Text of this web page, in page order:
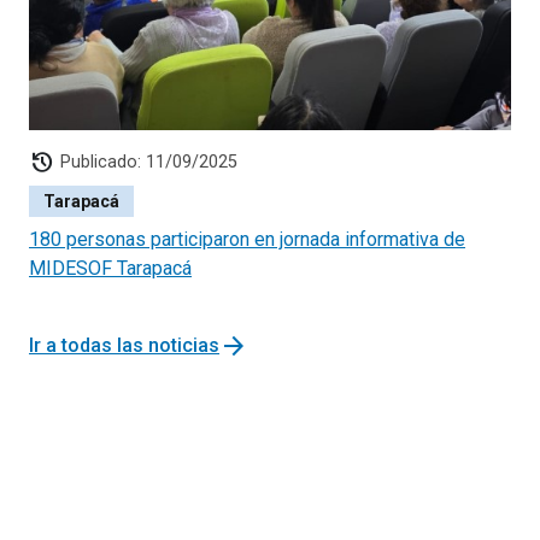
history Publicado: 11/09/2025
Tarapacá
180 personas participaron en jornada informativa de
MIDESOF Tarapacá
Ir a todas las noticias arrow_forward